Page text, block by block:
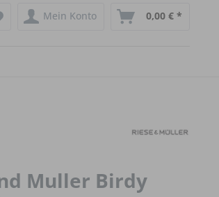
Mein Konto 0,00 € *
Muller Birdy